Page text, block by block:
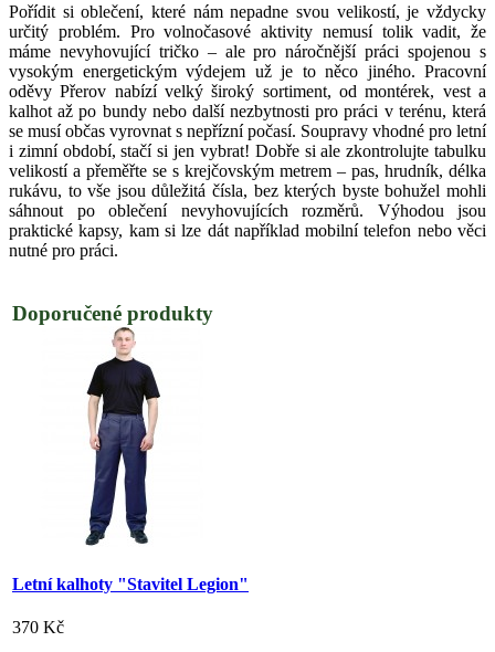
Pořídit si oblečení, které nám nepadne svou velikostí, je vždycky
určitý problém. Pro volnočasové aktivity nemusí tolik vadit, že
máme nevyhovující tričko – ale pro náročnější práci spojenou s
vysokým energetickým výdejem už je to něco jiného. Pracovní
oděvy Přerov nabízí velký široký sortiment, od montérek, vest a
kalhot až po bundy nebo další nezbytnosti pro práci v terénu, která
se musí občas vyrovnat s nepřízní počasí. Soupravy vhodné pro letní
i zimní období, stačí si jen vybrat! Dobře si ale zkontrolujte tabulku
velikostí a přeměřte se s krejčovským metrem – pas, hrudník, délka
rukávu, to vše jsou důležitá čísla, bez kterých byste bohužel mohli
sáhnout po oblečení nevyhovujících rozměrů. Výhodou jsou
praktické kapsy, kam si lze dát například mobilní telefon nebo věci
nutné pro práci.
Doporučené produkty
Letní kalhoty "Stavitel Legion"
370 Kč